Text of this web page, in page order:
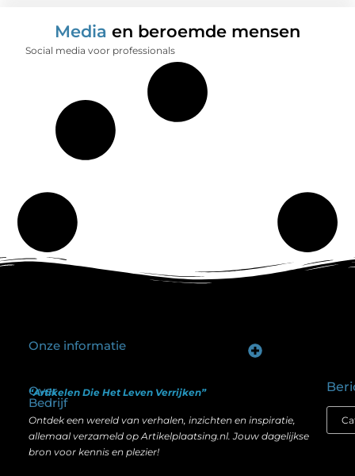
Media en beroemde mensen
Social media voor professionals
Over
Bedrijf
“Artikelen Die Het Leven Verrijken”
Ontdek een wereld van verhalen, inzichten en inspiratie,
allemaal verzameld op Artikelplaatsing.nl. Jouw dagelijkse
bron voor kennis en plezier!
Onze informatie